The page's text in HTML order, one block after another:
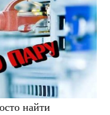
найти